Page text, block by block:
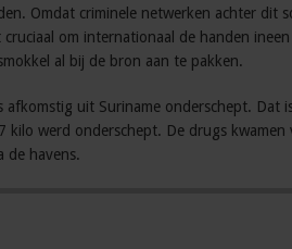
Omdat criminele netwerken achter dit
om internationaal de handen
al bij de bron aan te pakken.
uit Suriname onderschept. Dat
werd onderschept. De drugs kwamen
de havens.